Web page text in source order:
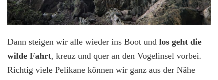
Dann steigen wir alle wieder ins Boot und los geht die
wilde Fahrt, kreuz und quer an den Vogelinsel vorbei.
Richtig viele Pelikane können wir ganz aus der Nähe